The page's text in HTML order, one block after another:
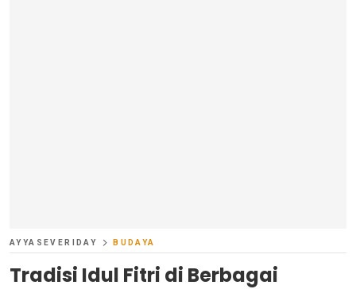
AYYASEVERIDAY BUDAYA
Tradisi Idul Fitri di Berbagai